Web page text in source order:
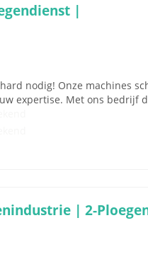
|
nodig! Onze machines
expertise. Met ons bedrijf
| 2-